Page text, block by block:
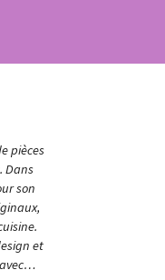
pièces
Dans
son
et
avec…